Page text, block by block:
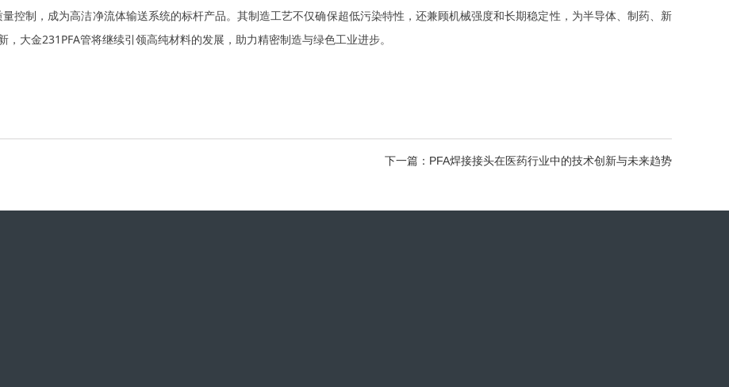
控制，成为高洁净流体输送系统的标杆产品。其制造工艺不仅确保超低污染特性，还兼顾机械强度和长期稳定性，为半导体、制药、新
大金231PFA管将继续引领高纯材料的发展，助力精密制造与绿色工业进步。
下一篇：PFA焊接接头在医药行业中的技术创新与未来趋势